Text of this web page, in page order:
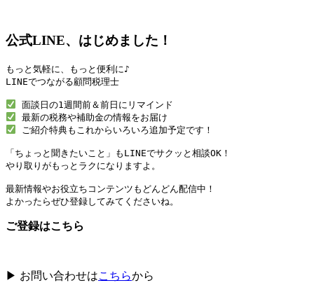
公式LINE、はじめました！
もっと気軽に、もっと便利に♪
LINEでつながる顧問税理士
ご紹介特典もこれからいろいろ追加予定です！
「ちょっと聞きたいこと」もLINEでサクッと相談OK！
やり取りがもっとラクになりますよ。
最新情報やお役立ちコンテンツもどんどん配信中！
よかったらぜひ登録してみてくださいね。
ご登録はこちら
▶ お問い合わせはこちらから